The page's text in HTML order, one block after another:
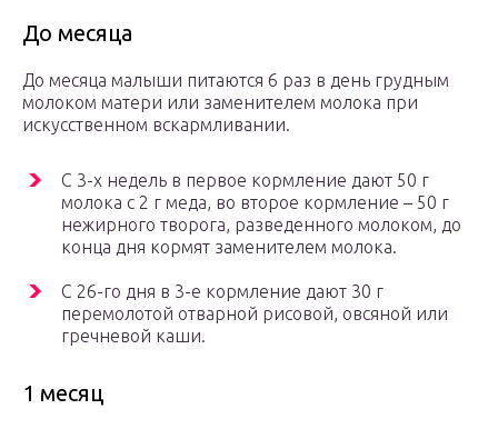
До месяца
До месяца малыши питаются 6 раз в день грудным
молоком матери или заменителем молока при
искусственном вскармливании.
С 3-х недель в первое кормление дают 50 г
молока с 2 г меда, во второе кормление – 50 г
нежирного творога, разведенного молоком, до
конца дня кормят заменителем молока.
С 26-го дня в 3-е кормление дают 30 г
перемолотой отварной рисовой, овсяной или
гречневой каши.
1 месяц